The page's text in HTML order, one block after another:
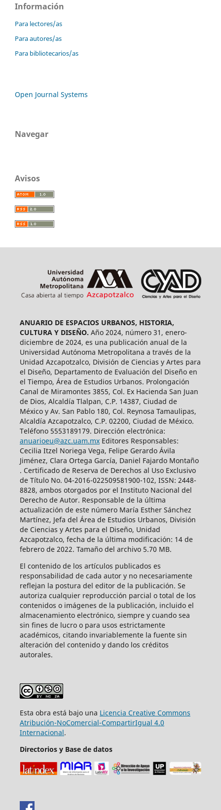
Información
Para lectores/as
Para autores/as
Para bibliotecarios/as
Open Journal Systems
Navegar
Avisos
ANUARIO DE ESPACIOS URBANOS, HISTORIA,
CULTURA Y DISEÑO. Año 2024, número 31, enero-
diciembre de 2024, es una publicación anual de la
Universidad Autónoma Metropolitana a través de la
Unidad Azcapotzalco, División de Ciencias y Artes para
el Diseño, Departamento de Evaluación del Diseño en
el Tiempo, Área de Estudios Urbanos. Prolongación
Canal de Miramontes 3855, Col. Ex Hacienda San Juan
de Dios, Alcaldía Tlalpan, C.P. 14387, Ciudad de
México y Av. San Pablo 180, Col. Reynosa Tamaulipas,
Alcaldía Azcapotzalco, C.P. 02200, Ciudad de México.
Teléfono 5553189179. Dirección electrónica:
anuarioeu@azc.uam.mxEditores Responsables:
Cecilia Itzel Noriega Vega, Felipe Gerardo Ávila
Jiménez, Clara Ortega García, Daniel Fajardo Montaño
. Certificado de Reserva de Derechos al Uso Exclusivo
de Título No. 04-2016-022509581900-102, ISSN: 2448-
8828, ambos otorgados por el Instituto Nacional del
Derecho de Autor. Responsable de la última
actualización de este número María Esther Sánchez
Martínez, Jefa del Área de Estudios Urbanos, División
de Ciencias y Artes para el Diseño, Unidad
Azcapotzalco, fecha de la última modificación: 14 de
febrero de 2022. Tamaño del archivo 5.70 MB.
El contenido de los artículos publicados es
responsabilidad de cada autor y no necesariamente
reflejan la postura del editor de la publicación. Se
autoriza cualquier reproducción parcial o total de los
contenidos o imágenes de la publicación, incluido el
almacenamiento electrónico, siempre y cuando sea
sin fines de lucro o para usos estrictamente
académicos, citando invariablemente la fuente sin
alteración del contenido y dando los créditos
autorales.
Esta obra está bajo una Licencia Creative Commons
Atribución-NoComercial-CompartirIgual 4.0
Internacional.
Directorios y Base de datos